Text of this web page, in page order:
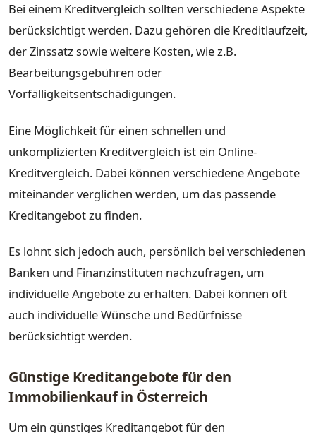
Bei einem Kreditvergleich sollten verschiedene Aspekte
berücksichtigt werden. Dazu gehören die Kreditlaufzeit,
der Zinssatz sowie weitere Kosten, wie z.B.
Bearbeitungsgebühren oder
Vorfälligkeitsentschädigungen.
Eine Möglichkeit für einen schnellen und
unkomplizierten Kreditvergleich ist ein Online-
Kreditvergleich. Dabei können verschiedene Angebote
miteinander verglichen werden, um das passende
Kreditangebot zu finden.
Es lohnt sich jedoch auch, persönlich bei verschiedenen
Banken und Finanzinstituten nachzufragen, um
individuelle Angebote zu erhalten. Dabei können oft
auch individuelle Wünsche und Bedürfnisse
berücksichtigt werden.
Günstige Kreditangebote für den
Immobilienkauf in Österreich
Um ein günstiges Kreditangebot für den